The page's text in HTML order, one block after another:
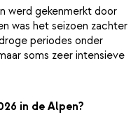
werd gekenmerkt door
was het seizoen zachter
periodes onder
soms zeer intensieve
in de Alpen?